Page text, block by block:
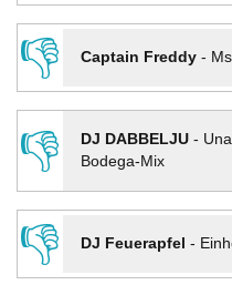
👎
Captain Freddy-
👎
DJ DABBELJU-
Bodega-Mix
👎
DJ Feuerapfel -